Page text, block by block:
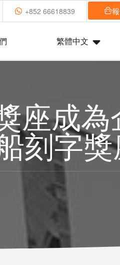
+852 66618839
繁體中文
座成為
刻字